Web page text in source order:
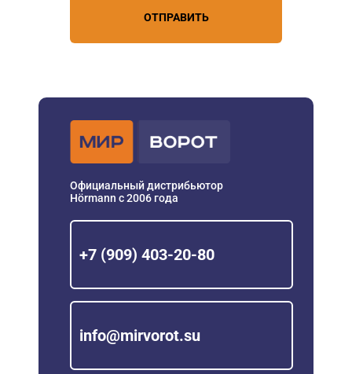
ОТПРАВИТЬ
Официальный дистрибьютор
Hörmann с 2006 года
+7 (909) 403-20-80
info@mirvorot.su